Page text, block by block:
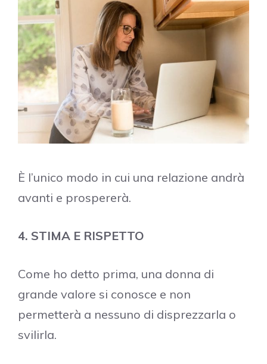
È l’unico modo in cui una relazione andrà
avanti e prospererà.
4. STIMA E RISPETTO
Come ho detto prima, una donna di
grande valore si conosce e non
permetterà a nessuno di disprezzarla o
svilirla.